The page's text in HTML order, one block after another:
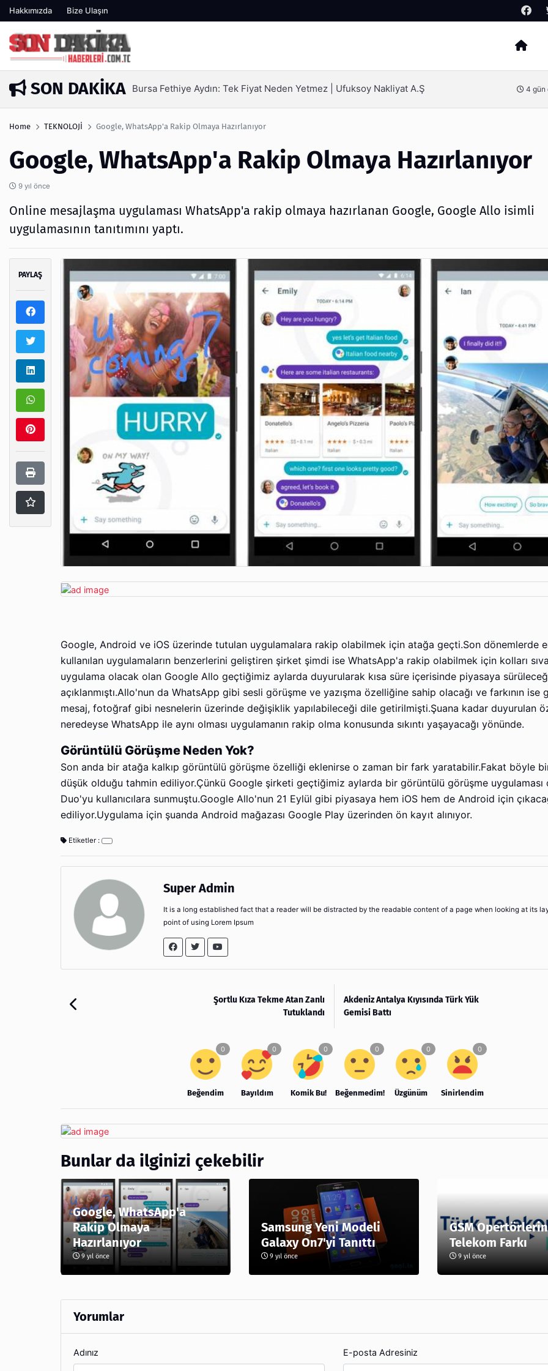
Hakkımızda Bize Ulaşın
Arama
SON DAKIKA
1 gün önce Bursa Fethiye Aydın: Tek Fiyat Neden Yetmez | Ufuksoy Nakliyat A.Ş 4 gün önce
Home TEKNOLOJİ Google, WhatsApp'a Rakip Olmaya Hazırlanıyor
Google, WhatsApp'a Rakip Olmaya Hazırlanıyor
9 yıl önce
Online mesajlaşma uygulaması WhatsApp'a rakip olmaya hazırlanan Google, Google Allo isimli
uygulamasının tanıtımını yaptı.
PAYLAŞ
Google, Android ve iOS üzerinde tutulan uygulamalara rakip olabilmek için atağa geçti.Son dönemlerde
kullanılan uygulamaların benzerlerini geliştiren şirket şimdi ise WhatsApp'a rakip olabilmek için kolları
uygulama olacak olan Google Allo geçtiğimiz aylarda duyurularak kısa süre içerisinde piyasaya
açıklanmıştı.Allo'nun da WhatsApp gibi sesli görüşme ve yazışma özelliğine sahip olacağı ve farkının ise
mesaj, fotoğraf gibi nesnelerin üzerinde değişiklik yapılabileceği dile getirilmişti.Şuana kadar duyurulan
neredeyse WhatsApp ile aynı olması uygulamanın rakip olma konusunda sıkıntı yaşayacağı yönünde.
Görüntülü Görüşme Neden Yok?
Son anda bir atağa kalkıp görüntülü görüşme özelliği eklenirse o zaman bir fark yaratabilir.Fakat böyle
düşük olduğu tahmin ediliyor.Çünkü Google şirketi geçtiğimiz aylarda bir görüntülü görüşme uygulaması
Duo'yu kullanıcılara sunmuştu.Google Allo'nun 21 Eylül gibi piyasaya hem iOS hem de Android için
ediliyor.Uygulama için şuanda Android mağazası Google Play üzerinden ön kayıt alınıyor.
Etiketler :
Super Admin
It is a long established fact that a reader will be distracted by the readable content of a page when looking at its
point of using Lorem Ipsum
Şortlu Kıza Tekme Atan Zanlı
Tutuklandı
Akdeniz Antalya Kıyısında Türk Yük
Gemisi Battı
Beğendim Bayıldım Komik Bu! Beğenmedim! Üzgünüm Sinirlendim
Bunlar da ilginizi çekebilir
Google, WhatsApp'a
Rakip Olmaya
Hazırlanıyor
9 yıl önce
Samsung Yeni Modeli
Galaxy On7'yi Tanıttı
9 yıl önce
GSM
Telekom Farkı
9 yıl önce
Yorumlar
Adınız E-posta Adresiniz